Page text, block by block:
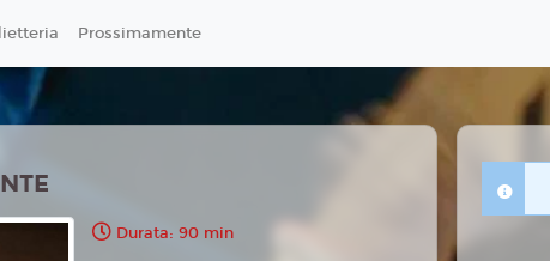
Prossimamente
Durata: 90 min